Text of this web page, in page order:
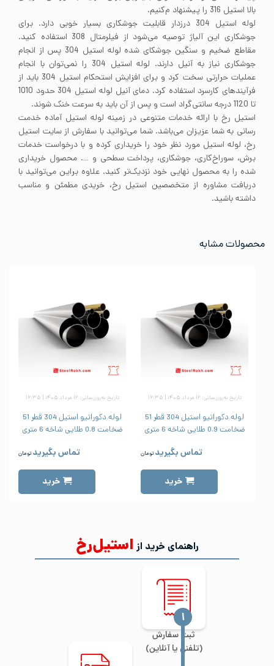
بالا استیل 316 را پیشنهاد م‌کنیم.
لوله استیل 304 درزدار قابلیت جوشکاری بسیار خوبی دارد. برای
جوشکاری این آلیاژ توصیه می‌شود از فیلرمتال 308 استفاده کنید.
مقاطع ضخیم و سنگین جوشکای شده لوله استیل 304 پس از انجام
جوشکاری نیاز به آنیل دارند. لوله استیل 304 را نمی‌توان با انجام
عملیات حرارتی سخت کرد و برای افزایش استحکام استیل 304 باید از
فرآیندهای کارسرد استفاده کرد. دمای آنیل لوله استیل 304 حدود 1010
تا 1120 درجه سانتی‌گراد است و پس از آن باید به سرعت خنک شوند.
استیل رخ با ارائه خدمات متنوعی در زمینه لوله استیل آماده خدمت
رسانی به شما عزیزان می‌باشد. شما می‌توانید با سفارش از سایت استیل
رخ، لوله استیل مورد نظر خود را خریداری کرده و با درخواست خدمات
برش، سوراخ‌کاری، جوشکاری، پرداخت سطحی و …. محصول خریداری
شده را به محصول نهایی خود نزدیک‌تر کنید. علاوه براین می‌توانید با
دریافت مشاوره از متخصصین استیل رخ، خریدی مطمئن و مناسب
داشته باشید.
محصولات مشابه
تاریخ به‌روزرسانی: ۱۲ مرداد ۱۴۰۵ | ۱۶:۳۵
لوله دکوراتیو استیل 304 قطر 51
ضخامت 0.9 طلایی شاخه 6 متری
تماس بگیرید تومان
خرید
تاریخ به‌روزرسانی: ۱۲ مرداد ۱۴۰۵ | ۱۶:۳۵
لوله دکوراتیو استیل 304 قطر 51
ضخامت 0.8 طلایی شاخه 6 متری
تماس بگیرید تومان
خرید
راهنمای خرید از استیل‌رخ
ثبت سفارش
(تلفنی یا آنلاین)
‍۱